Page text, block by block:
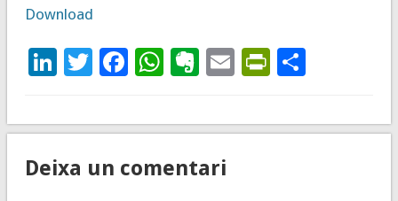
Download
LinkedIn
Twitter
Facebook
WhatsApp
Evernote
Email
Deixa un comentari